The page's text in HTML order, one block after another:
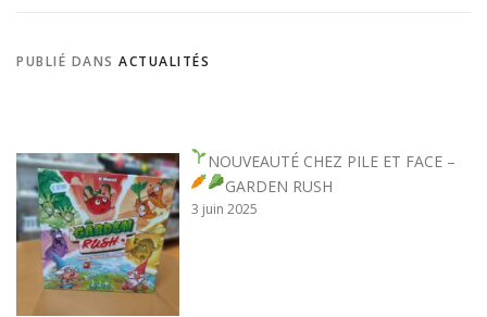
PUBLIÉ DANS ACTUALITÉS
NOUVEAUTÉ CHEZ PILE ET FACE –
GARDEN RUSH
3 juin 2025